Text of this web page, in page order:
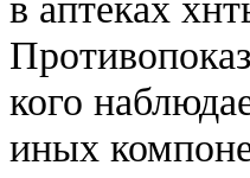
кого
иных